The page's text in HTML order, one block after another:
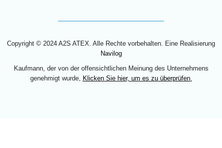
Copyright © 2024 A2S ATEX. Alle Rechte vorbehalten. Eine Realisierung
Navilog
Kaufmann, der von der offensichtlichen Meinung des Unternehmens
genehmigt wurde, Klicken Sie hier, um es zu überprüfen.